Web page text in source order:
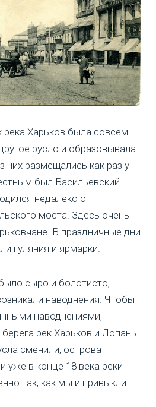
река Харьков была совсем
русло и образовывала
них размещались как раз у
был Васильевский
недалеко от
моста. Здесь очень
В праздничные дни
гуляния и ярмарки.
сыро и болотисто,
наводнения. Чтобы
наводнениями,
рек Харьков и Лопань.
сменили, острова
уже в конце 18 века реки
так, как мы и привыкли.